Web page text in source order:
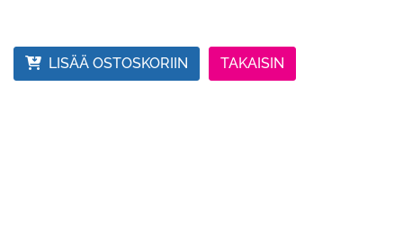
LISÄÄ OSTOSKORIIN TAKAISIN